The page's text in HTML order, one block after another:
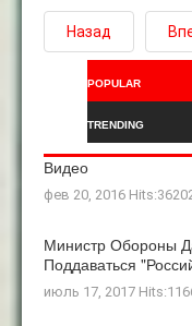
Назад
POPULAR
TRENDING
Видео
фев 20, 2016
Министр Обороны
Поддаваться
июль 17, 2017